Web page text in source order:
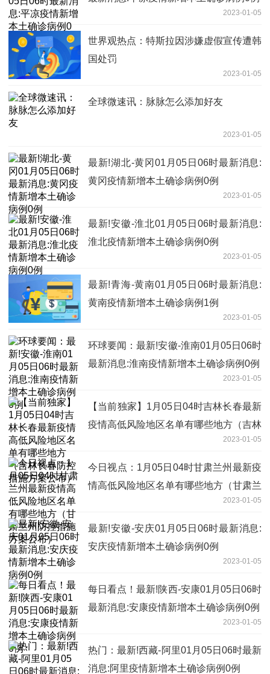
2023-01-05
世界观热点：特斯拉因涉嫌虚假宣传遭韩
国处罚
2023-01-05
全球微速讯：脉脉怎么添加好友
2023-01-05
最新!湖北-黄冈01月05日06时最新消息:
黄冈疫情新增本土确诊病例0例
2023-01-05
最新!安徽-淮北01月05日06时最新消息:
淮北疫情新增本土确诊病例0例
2023-01-05
最新!青海-黄南01月05日06时最新消息:
黄南疫情新增本土确诊病例1例
2023-01-05
环球要闻：最新!安徽-淮南01月05日06时
最新消息:淮南疫情新增本土确诊病例0例
2023-01-05
【当前独家】1月05日04时吉林长春最新
疫情高低风险地区名单有哪些地方（吉林
2023-01-05
今日视点：1月05日04时甘肃兰州最新疫
情高低风险地区名单有哪些地方（甘肃兰
2023-01-05
最新!安徽-安庆01月05日06时最新消息:
安庆疫情新增本土确诊病例0例
2023-01-05
每日看点！最新!陕西-安康01月05日06时
最新消息:安康疫情新增本土确诊病例0例
2023-01-05
热门：最新!西藏-阿里01月05日06时最新
消息:阿里疫情新增本土确诊病例0例